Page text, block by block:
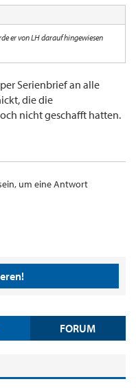
er von LH darauf hingewiesen
Serienbrief an alle
die die
nicht geschafft hatten.
um eine Antwort
FORUM